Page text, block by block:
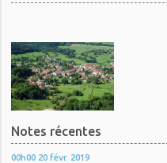
Notes récentes
00h00 20 févr. 2019